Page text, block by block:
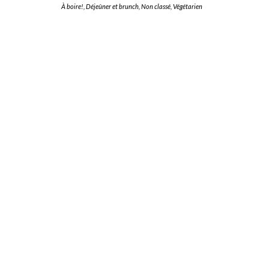
À boire! Déjeûner et brunch Non classé Végétarien